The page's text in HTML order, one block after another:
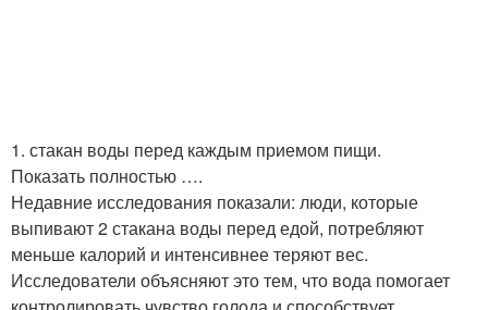
1. стакан воды перед каждым приемом пищи.
Показать полностью ….
Недавние исследования показали: люди, которые
выпивают 2 стакана воды перед едой, потребляют
меньше калорий и интенсивнее теряют вес.
Исследователи объясняют это тем, что вода помогает